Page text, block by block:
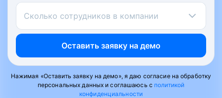
Сколько сотрудников в компании
Оставить заявку на демо
Нажимая «Оставить заявку на демо», я даю согласие на обработку
персональных данных и соглашаюсь с политикой
конфиденциальности